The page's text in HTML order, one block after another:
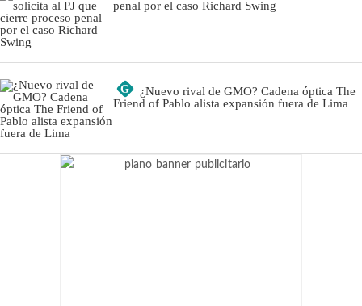
penal por el caso Richard Swing
G
¿Nuevo rival de GMO? Cadena óptica The
Friend of Pablo alista expansión fuera de Lima